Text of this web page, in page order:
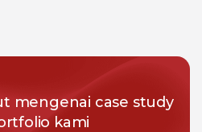
mengenai case study
kami